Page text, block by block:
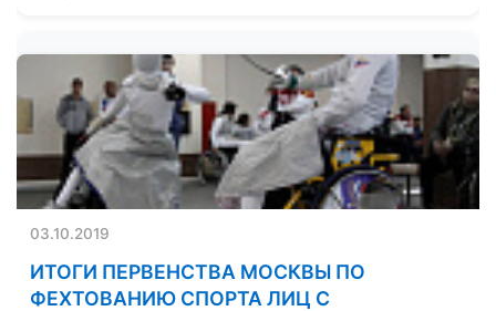
03.10.2019
ИТОГИ ПЕРВЕНСТВА МОСКВЫ ПО
ФЕХТОВАНИЮ СПОРТА ЛИЦ С